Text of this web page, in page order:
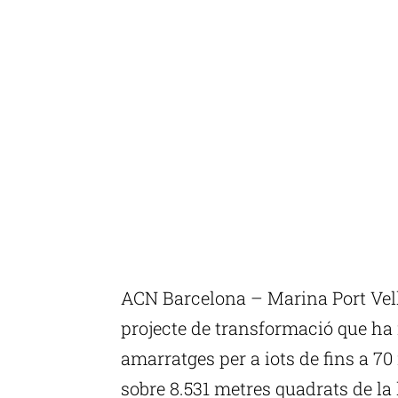
ACN Barcelona – Marina Port
projecte de transformació que
amarratges per a iots de fins a
sobre 8.531 metres quadrats de